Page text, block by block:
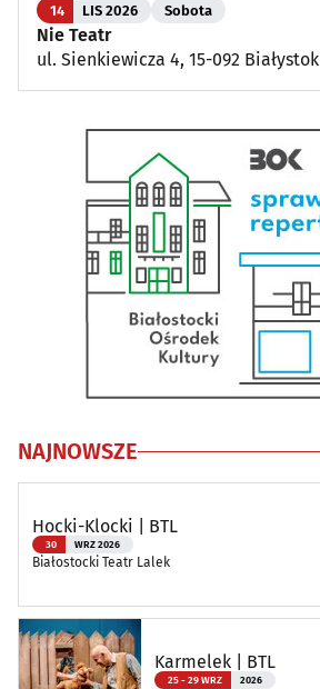
14 LIS 2026 Sobota
Nie Teatr
ul. Sienkiewicza 4, 15-092 Białystok
NAJNOWSZE
Hocki-Klocki | BTL
30 WRZ 2026
Białostocki Teatr Lalek
Karmelek | BTL
25 - 29 WRZ 2026